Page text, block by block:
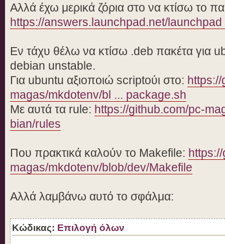
Αλλά έχω μερικά ζόρια στο να κτίσω το
https://answers.launchpad.net/
Εν τάχυ θέλω να κτίσω .deb πακέτα για
debian unstable.
Για ubuntu αξιοποιώ scriptούι στο:
magas/mkdotenv/bl ... package.sh
Με αυτά τα rule: https://github.com/pc-
bian/rules
Που πρακτικά καλούν το Makefile:
magas/mkdotenv/blob/dev/Makefile
Αλλά λαμβάνω αυτό το σφάλμα:
Κώδικας: Επιλογή όλων